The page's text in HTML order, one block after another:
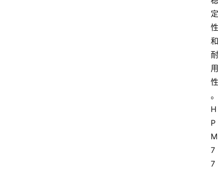
定
性
和
耐
用
性
。
H
P
M
7
7